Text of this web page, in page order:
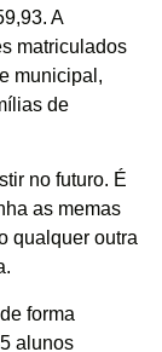
A
matriculados
municipal,
de
no futuro. É
as memas
qualquer outra
forma
alunos